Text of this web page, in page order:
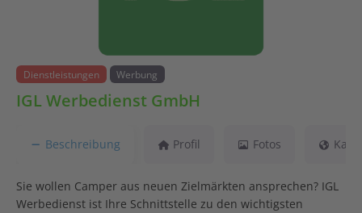
Dienstleistungen Werbung
IGL Werbedienst GmbH
Beschreibung Profil Fotos Karte
Sie wollen Camper aus neuen Zielmärkten ansprechen? IGL
Werbedienst ist Ihre Schnittstelle zu den wichtigsten